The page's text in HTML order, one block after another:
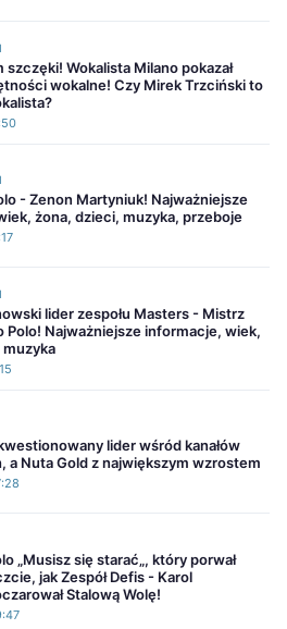
szczęki! Wokalista Milano pokazał
wokalne! Czy Mirek Trzciński to
- Zenon Martyniuk! Najważniejsze
żona, dzieci, muzyka, przeboje
lider zespołu Masters - Mistrz
Polo! Najważniejsze informacje, wiek,
lider wśród kanałów
a Nuta Gold z największym wzrostem
„Musisz się starać„, który porwał
jak Zespół Defis - Karol
Stalową Wolę!